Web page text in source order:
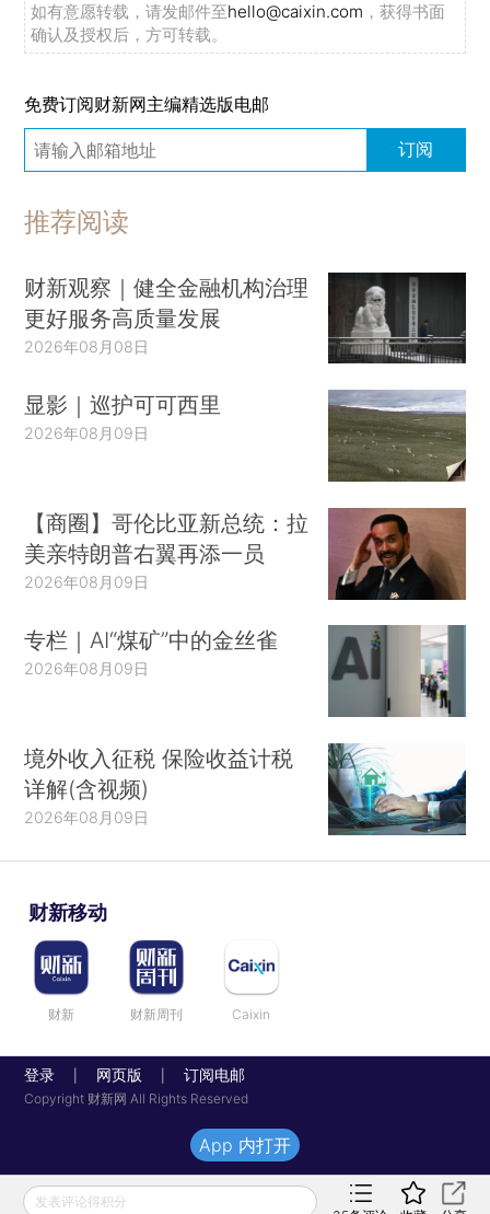
如有意愿转载，请发邮件至hello@caixin.com ，获得书面
确认及授权后，方可转载。
免费订阅财新网主编精选版电邮
订阅
推荐阅读
财新观察｜健全金融机构治理
更好服务高质量发展
2026年08月08日
显影｜巡护可可西里
2026年08月09日
【商圈】哥伦比亚新总统：拉
美亲特朗普右翼再添一员
2026年08月09日
专栏｜AI“煤矿”中的金丝雀
2026年08月09日
境外收入征税 保险收益计税
详解(含视频)
2026年08月09日
财新移动
财新 财新周刊 Caixin
登录 网页版 订阅电邮
Copyright 财新网 All Rights Reserved
发表评论得积分
App 内打开